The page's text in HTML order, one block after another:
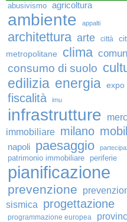
abusivismo agricoltura
ambiente appalti
architettura arte città
metropolitane
clima
consumo di suolo
edilizia energia expo
fiscalità imu
infrastrutture
immobiliare milano
napoli paesaggio
patrimonio immobiliare periferie
pianificazione
prevenzione
sismica
progettazione
programmazione europea